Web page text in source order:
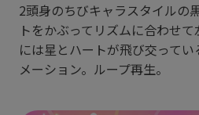
2頭身のちびキャラスタイルの
トをかぶってリズムに合わせ
には星とハートが飛び交って
メーション。ループ再生。